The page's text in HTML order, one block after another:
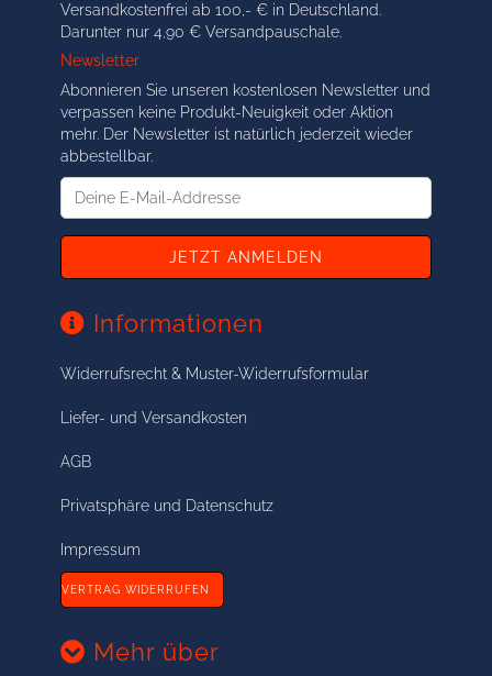
Versandkostenfrei ab 100,- € in Deutschland.
Darunter nur 4,90 € Versandpauschale.
Newsletter
Abonnieren Sie unseren kostenlosen Newsletter und
verpassen keine Produkt-Neuigkeit oder Aktion
mehr. Der Newsletter ist natürlich jederzeit wieder
abbestellbar.
Deine
Mail-
Informationen
Widerrufsrecht & Muster-Widerrufsformular
Liefer- und Versandkosten
AGB
Privatsphäre und Datenschutz
Impressum
VERTRAG WIDERRUFEN
Mehr über